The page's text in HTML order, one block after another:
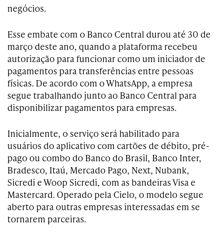
negócios.
Esse embate com o Banco Central durou até 30 de
março deste ano, quando a plataforma recebeu
autorização para funcionar como um iniciador de
pagamentos para transferências entre pessoas
físicas. De acordo com o WhatsApp, a empresa
segue trabalhando junto ao Banco Central para
disponibilizar pagamentos para empresas.
Inicialmente, o serviço será habilitado para
usuários do aplicativo com cartões de débito, pré-
pago ou combo do Banco do Brasil, Banco Inter,
Bradesco, Itaú, Mercado Pago, Next, Nubank,
Sicredi e Woop Sicredi, com as bandeiras Visa e
Mastercard. Operado pela Cielo, o modelo segue
aberto para outras empresas interessadas em se
tornarem parceiras.